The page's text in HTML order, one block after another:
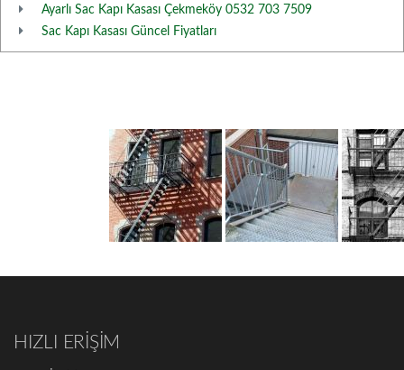
Ayarlı Sac Kapı Kasası Çekmeköy 0532 703 7509
Sac Kapı Kasası Güncel Fiyatları
HIZLI ERİŞİM